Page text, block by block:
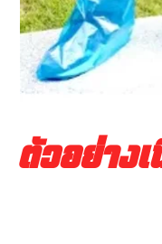
ตัวอย่าง